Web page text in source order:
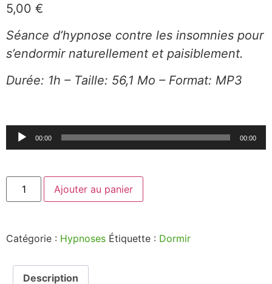
5,00 €
Séance d’hypnose contre les insomnies pour
s’endormir naturellement et paisiblement.
Durée: 1h – Taille: 56,1 Mo – Format: MP3
Lecteur
audio
00:00 00:00
Ajouter au panier
Catégorie : Hypnoses Étiquette : Dormir
Description